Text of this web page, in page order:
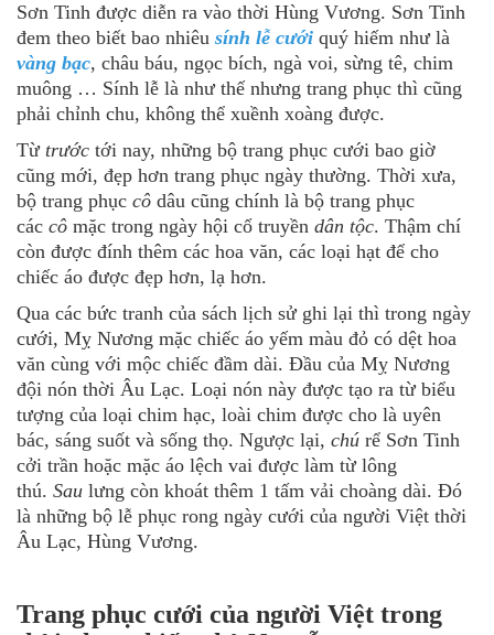
Sơn Tinh được diễn ra vào thời Hùng Vương. Sơn Tinh
đem theo biết bao nhiêu sính lễ cưới quý hiếm như là
vàng bạc, châu báu, ngọc bích, ngà voi, sừng tê, chim
muông … Sính lễ là như thế nhưng trang phục thì cũng
phải chỉnh chu, không thể xuềnh xoàng được.
Từ trước tới nay, những bộ trang phục cưới bao giờ
cũng mới, đẹp hơn trang phục ngày thường. Thời xưa,
bộ trang phục cô dâu cũng chính là bộ trang phục
các cô mặc trong ngày hội cổ truyền dân tộc. Thậm chí
còn được đính thêm các hoa văn, các loại hạt để cho
chiếc áo được đẹp hơn, lạ hơn.
Qua các bức tranh của sách lịch sử ghi lại thì trong ngày
cưới, Mỵ Nương mặc chiếc áo yếm màu đỏ có dệt hoa
văn cùng với mộc chiếc đầm dài. Đầu của Mỵ Nương
đội nón thời Âu Lạc. Loại nón này được tạo ra từ biểu
tượng của loại chim hạc, loài chim được cho là uyên
bác, sáng suốt và sống thọ. Ngược lại, chú rể Sơn Tinh
cởi trần hoặc mặc áo lệch vai được làm từ lông
thú. Sau lưng còn khoát thêm 1 tấm vải choàng dài. Đó
là những bộ lễ phục rong ngày cưới của người Việt thời
Âu Lạc, Hùng Vương.
Trang phục cưới của người Việt trong